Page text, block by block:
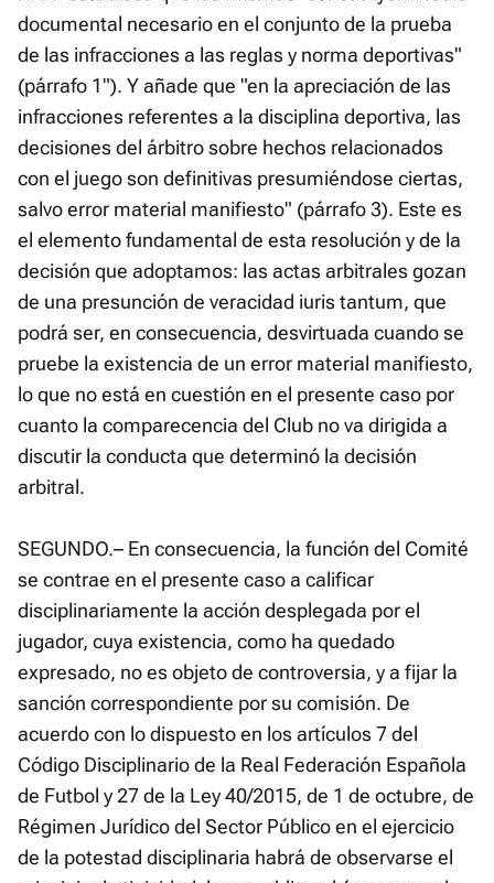
documental necesario en el conjunto de la prueba
de las infracciones a las reglas y norma deportivas"
(párrafo 1"). Y añade que "en la apreciación de las
infracciones referentes a la disciplina deportiva, las
decisiones del árbitro sobre hechos relacionados
con el juego son definitivas presumiéndose ciertas,
salvo error material manifiesto" (párrafo 3). Este es
el elemento fundamental de esta resolución y de la
decisión que adoptamos: las actas arbitrales gozan
de una presunción de veracidad iuris tantum, que
podrá ser, en consecuencia, desvirtuada cuando se
pruebe la existencia de un error material manifiesto,
lo que no está en cuestión en el presente caso por
cuanto la comparecencia del Club no va dirigida a
discutir la conducta que determinó la decisión
arbitral.
SEGUNDO.– En consecuencia, la función del Comité
se contrae en el presente caso a calificar
disciplinariamente la acción desplegada por el
jugador, cuya existencia, como ha quedado
expresado, no es objeto de controversia, y a fijar la
sanción correspondiente por su comisión. De
acuerdo con lo dispuesto en los artículos 7 del
Código Disciplinario de la Real Federación Española
de Futbol y 27 de la Ley 40/2015, de 1 de octubre, de
Régimen Jurídico del Sector Público en el ejercicio
de la potestad disciplinaria habrá de observarse el